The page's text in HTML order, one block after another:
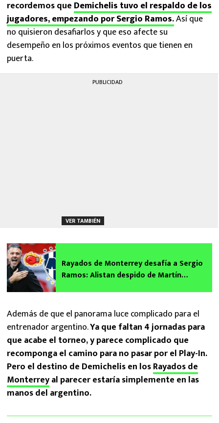
recordemos que Demichelis tuvo el respaldo de los
jugadores, empezando por Sergio Ramos.Así que
no quisieron desafiarlos y que eso afecte su
desempeño en los próximos eventos que tienen en
puerta.
PUBLICIDAD
VER TAMBIÉN
Rayados de Monterrey desafía a Sergio
Ramos: Alistan despido de Martín
Además de que el panorama luce complicado para el
entrenador argentino.Ya que faltan 4 jornadas para
que acabe el torneo, y parece complicado que
recomponga el camino para no pasar por el Play-In.
Pero el destino de Demichelis en losRayados de
Monterreyal parecer estaría simplemente en las
manos del argentino.